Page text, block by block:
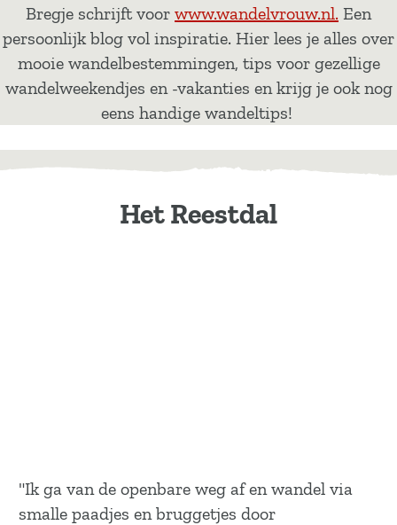
Bregje schrijft voor www.wandelvrouw.nl. Een
persoonlijk blog vol inspiratie. Hier lees je alles over
mooie wandelbestemmingen, tips voor gezellige
wandelweekendjes en -vakanties en krijg je ook nog
eens handige wandeltips!
Het Reestdal
"Ik ga van de openbare weg af en wandel via
smalle paadjes en bruggetjes door